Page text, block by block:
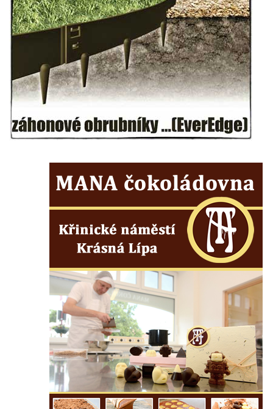
Českých Budějovicích
Socha svatého Václava u pramene v
Pamětní deska Tomáše Garrigue Masaryka
na radnici v Českých Budějovicích
Pamětní deska na biskupské rezidenci v
Českých Budějovicích
Pamětní deska Josefa Hloucha na
Socha žáby u rybníčku na Náměstí v
Kamenném Újezdě
Pamětní kámen družebních obcí Kamenný
Kamenném Újezdě
Socha na náměstí J. V. Kamarýta ve
Pomník J. V. Kamarýta v Krumlovské ulici ve
Velešíně
Pamětní deska arcibiskupa Micara ve
vstupu do poutního místa Římov
Plastika Koule v Gutenbergově ulici v
Liberci